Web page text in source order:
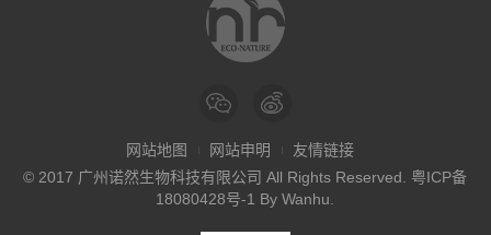
网站地图 网站申明
友情链接
© 2017 广州诺然生物科技有限公司 All Rights Reserved. 粤ICP备
18080428号-1 ByWanhu